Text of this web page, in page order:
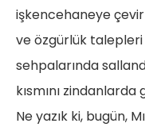
işkencehaneye
ve özgürlük
sehpalarında
kısmını zindanlarda
Ne yazık ki, bugün,